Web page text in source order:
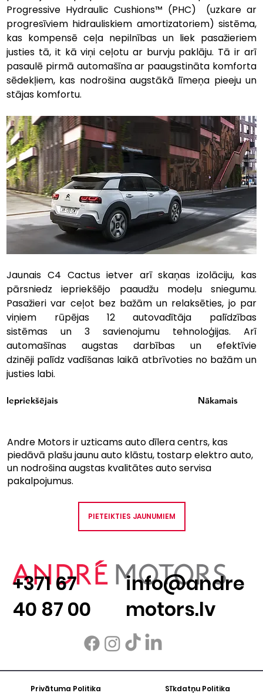
Progressive Hydraulic Cushions™ (PHC)  (uzkare ar
progresīviem hidrauliskiem amortizatoriem) sistēma,
kas kompensē ceļa nepilnības un liek pasažieriem
justies tā, it kā viņi ceļotu ar burvju paklāju. Tā ir arī
pasaulē pirmā automašīna ar paaugstināta komforta
sēdekļiem, kas nodrošina augstākā līmeņa pieeju un
stājas komfortu.
Jaunais C4 Cactus ietver arī skaņas izolāciju, kas
pārsniedz iepriekšējo paaudžu modeļu sniegumu.
Pasažieri var ceļot bez bažām un relaksēties, jo par
viņiem rūpējas 12 autovadītāja palīdzības
sistēmas un 3 savienojumu tehnoloģijas. Arī
automašīnas augstas darbības un efektīvie
dzinēji palīdz vadīšanas laikā atbrīvoties no bažām un
justies labi.
Iepriekšējais Nākamais
Andre Motors ir uzticams auto dīlera centrs, kas
piedāvā plašu jaunu auto klāstu, tostarp elektro auto,
un nodrošina augstas kvalitātes auto servisa
pakalpojumus.
PIETEIKTIES JAUNUMIEM
+371 67
40 87 00
info@andre
motors.lv
Privātuma Politika Sīkdatņu Politika